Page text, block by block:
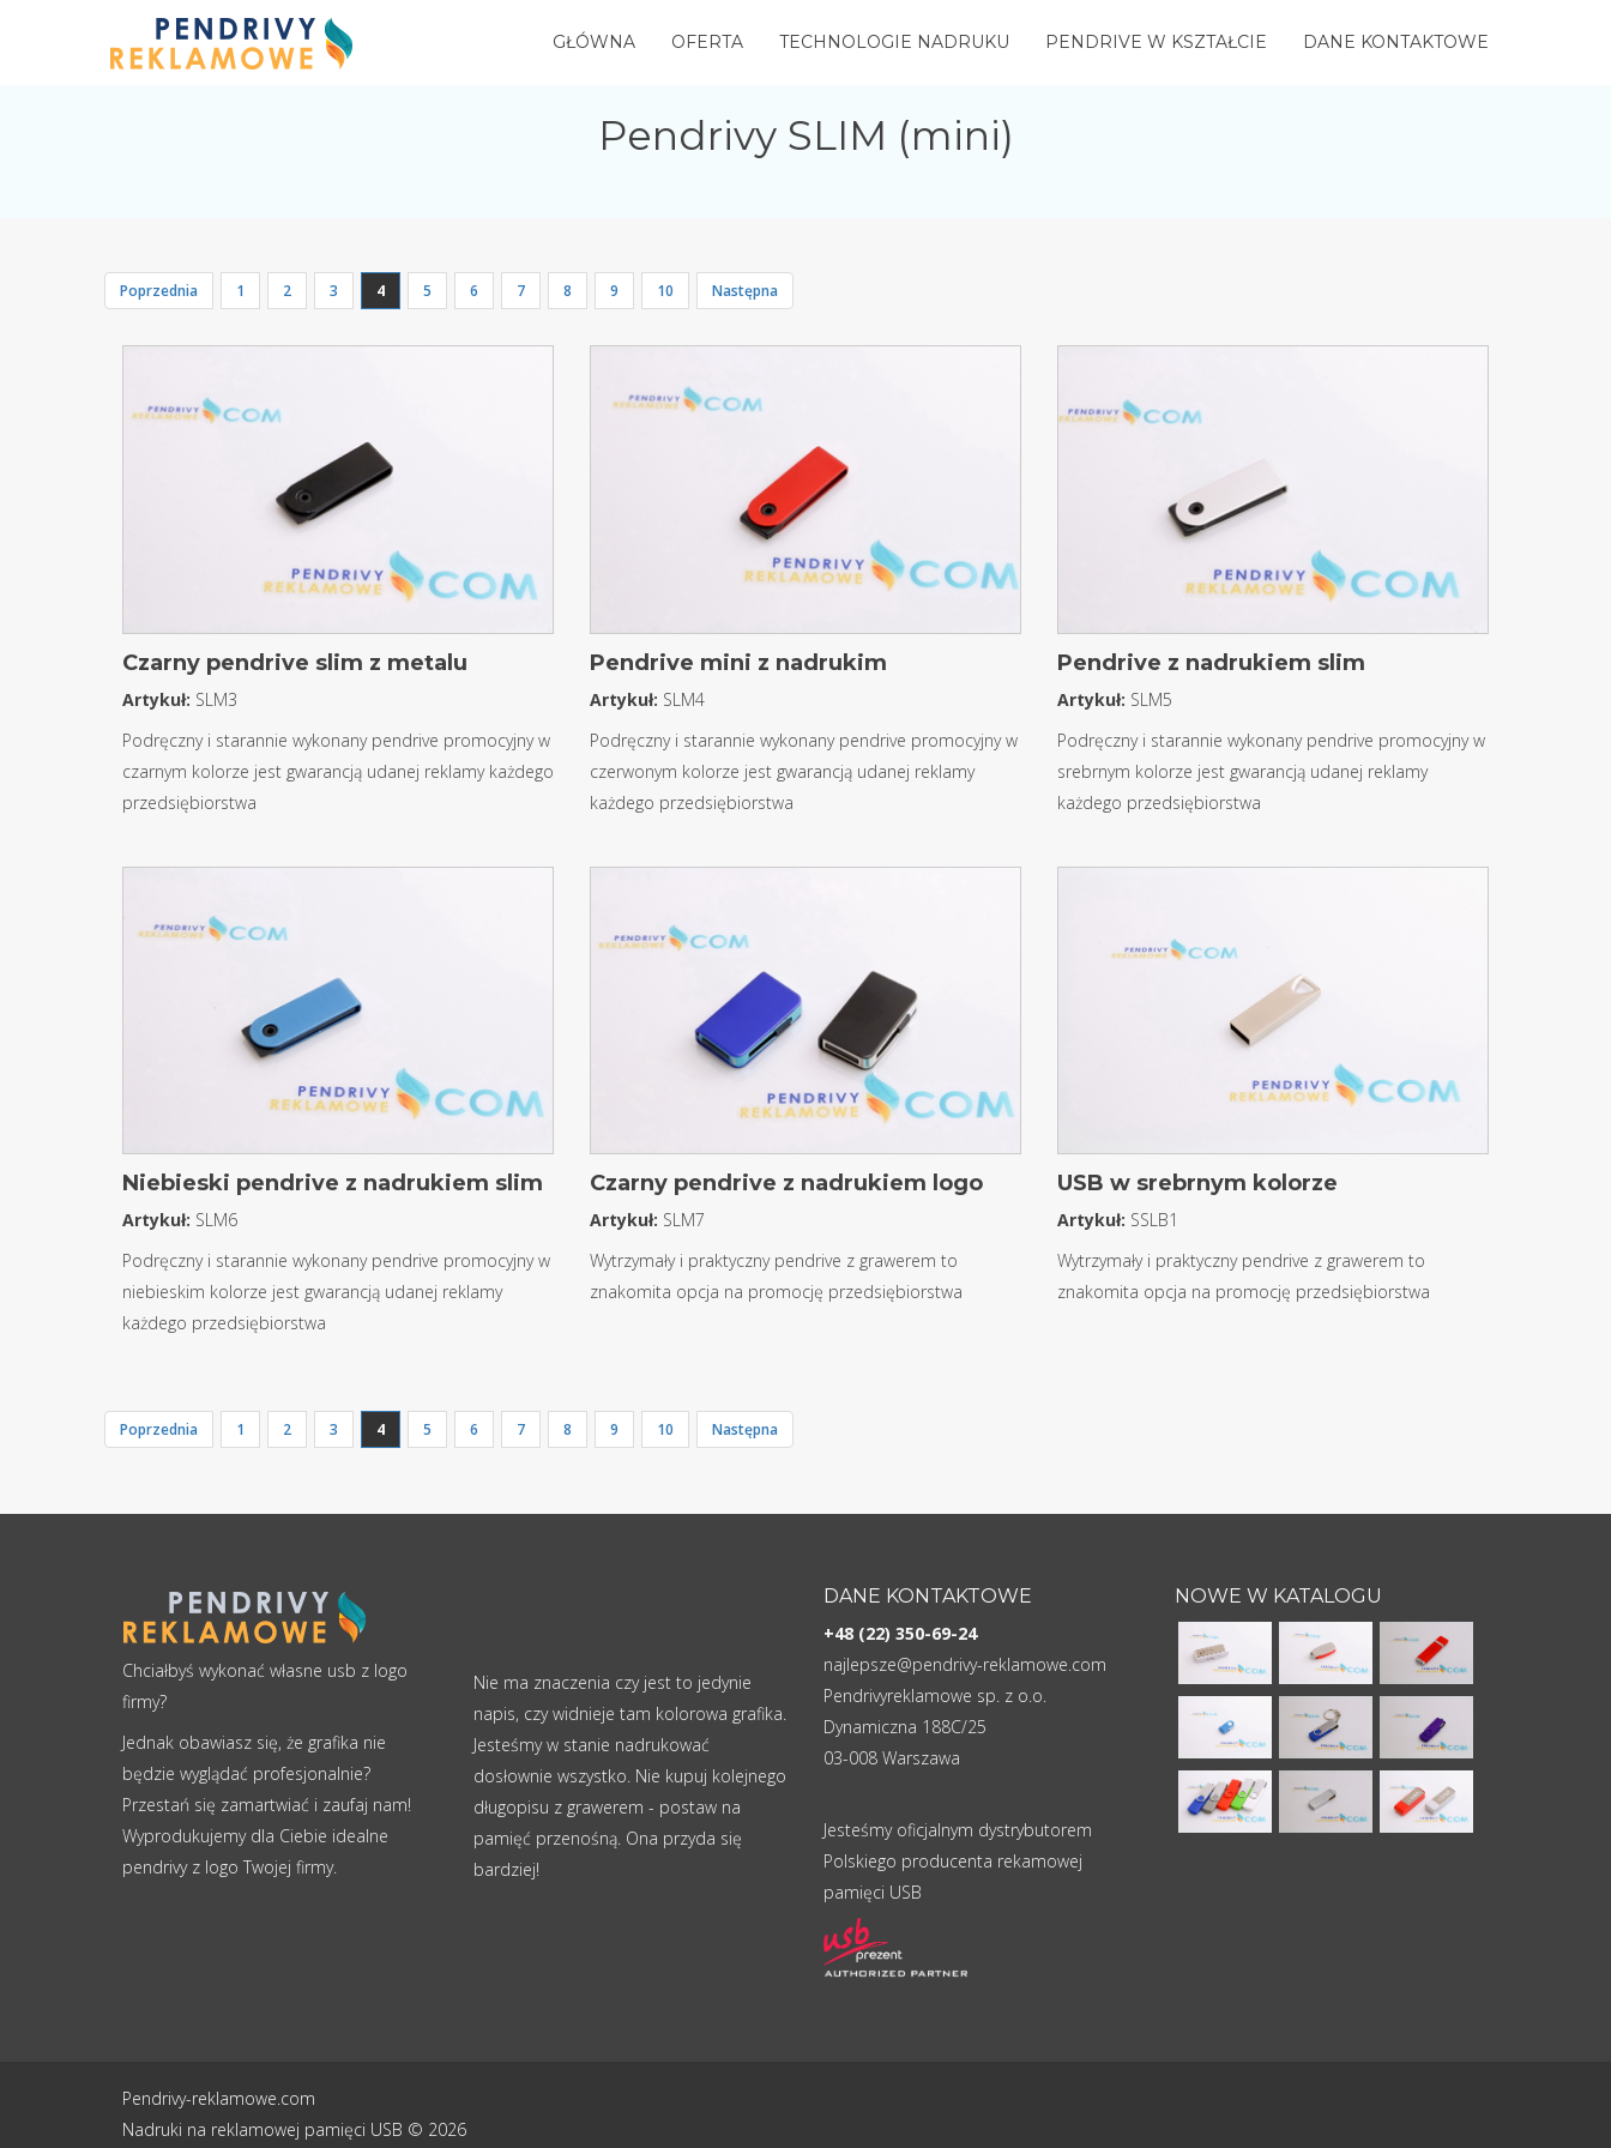
GŁÓWNA OFERTA TECHNOLOGIE NADRUKU PENDRIVE W KSZTAŁCIE DANE KONTAKTOWE
Pendrivy SLIM (mini)
Poprzednia 1 2 3 4 5 6 7 8 9 10 Następna
Czarny pendrive slim z metalu
Artykuł: SLM3
Podręczny i starannie wykonany pendrive promocyjny w
czarnym kolorze jest gwarancją udanej reklamy każdego
przedsiębiorstwa
Pendrive mini z nadrukim
Artykuł: SLM4
Podręczny i starannie wykonany pendrive promocyjny w
czerwonym kolorze jest gwarancją udanej reklamy
każdego przedsiębiorstwa
Pendrive z nadrukiem slim
Artykuł: SLM5
Podręczny i starannie wykonany pendrive promocyjny w
srebrnym kolorze jest gwarancją udanej reklamy
każdego przedsiębiorstwa
Niebieski pendrive z nadrukiem slim
Artykuł: SLM6
Podręczny i starannie wykonany pendrive promocyjny w
niebieskim kolorze jest gwarancją udanej reklamy
każdego przedsiębiorstwa
Czarny pendrive z nadrukiem logo
Artykuł: SLM7
Wytrzymały i praktyczny pendrive z grawerem to
znakomita opcja na promocję przedsiębiorstwa
USB w srebrnym kolorze
Artykuł: SSLB1
Wytrzymały i praktyczny pendrive z grawerem to
znakomita opcja na promocję przedsiębiorstwa
Poprzednia 1 2 3 4 5 6 7 8 9 10 Następna
Chciałbyś wykonać własne usb z logo
firmy?
Jednak obawiasz się, że grafika nie
będzie wyglądać profesjonalnie?
Przestań się zamartwiać i zaufaj nam!
Wyprodukujemy dla Ciebie idealne
pendrivy z logo Twojej firmy.
Nie ma znaczenia czy jest to jedynie
napis, czy widnieje tam kolorowa grafika.
Jesteśmy w stanie nadrukować
dosłownie wszystko. Nie kupuj kolejnego
długopisu z grawerem - postaw na
pamięć przenośną. Ona przyda się
bardziej!
DANE KONTAKTOWE
+48 (22) 350-69-24
najlepsze@pendrivy-reklamowe.com
Pendrivyreklamowe sp. z o.o.
Dynamiczna 188C/25
03-008 Warszawa
Jesteśmy oficjalnym dystrybutorem
Polskiego producenta rekamowej
pamięci USB
NOWE W KATALOGU
Pendrivy-reklamowe.com
Nadruki na reklamowej pamięci USB © 2026